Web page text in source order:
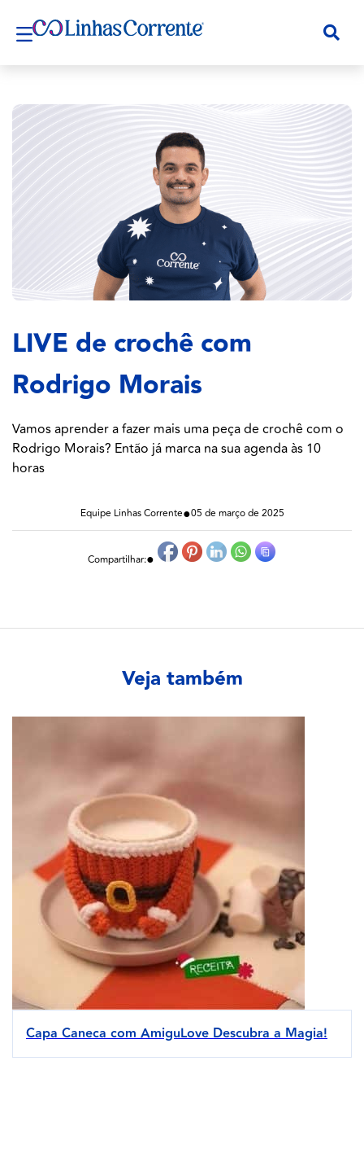
LIVE de crochê com
Rodrigo Morais
Vamos aprender a fazer mais uma peça de crochê com o
Rodrigo Morais? Então já marca na sua agenda às 10
horas
Equipe Linhas Corrente●05 de março de 2025
Compartilhar:●
Veja também
Capa Caneca com AmiguLove Descubra a Magia!